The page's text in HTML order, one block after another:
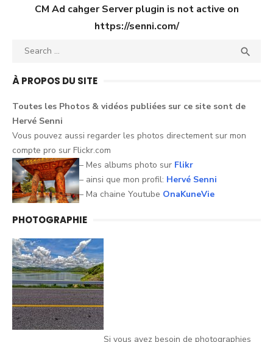
CM Ad cahger Server plugin is not active on
https://senni.com/
Search

À PROPOS DU SITE
Toutes les Photos & vidéos publiées sur ce site sont de
Hervé Senni
Vous pouvez aussi regarder les photos directement sur mon
compte pro sur Flickr.com
– Mes albums photo sur Flikr
– ainsi que mon profil: Hervé Senni
– Ma chaine Youtube OnaKuneVie
PHOTOGRAPHIE
Si vous avez besoin de photographies